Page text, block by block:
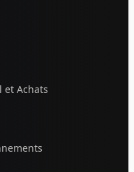
et Achats